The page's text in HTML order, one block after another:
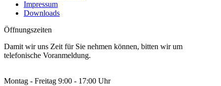
Impressum
Downloads
Öffnungszeiten
Damit wir uns Zeit für Sie nehmen können, bitten wir um
telefonische Voranmeldung.
Montag - Freitag 9:00 - 17:00 Uhr